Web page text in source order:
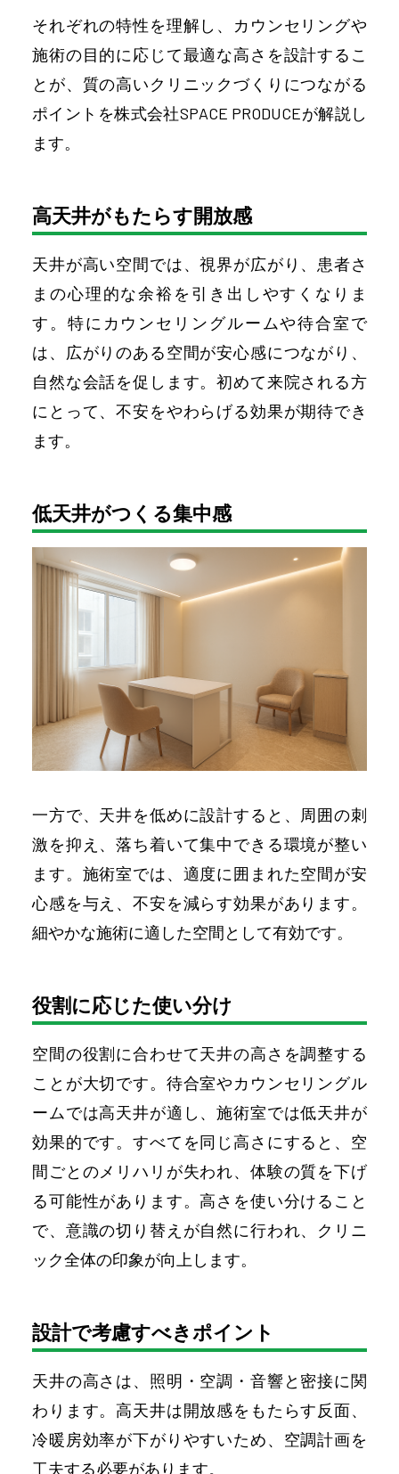
それぞれの特性を理解し、カウンセリングや
施術の目的に応じて最適な高さを設計するこ
とが、質の高いクリニックづくりにつながる
ポイントを株式会社SPACE PRODUCEが解説し
ます。
高天井がもたらす開放感
天井が高い空間では、視界が広がり、患者さ
まの心理的な余裕を引き出しやすくなりま
す。特にカウンセリングルームや待合室で
は、広がりのある空間が安心感につながり、
自然な会話を促します。初めて来院される方
にとって、不安をやわらげる効果が期待でき
ます。
低天井がつくる集中感
一方で、天井を低めに設計すると、周囲の刺
激を抑え、落ち着いて集中できる環境が整い
ます。施術室では、適度に囲まれた空間が安
心感を与え、不安を減らす効果があります。
細やかな施術に適した空間として有効です。
役割に応じた使い分け
空間の役割に合わせて天井の高さを調整する
ことが大切です。待合室やカウンセリングル
ームでは高天井が適し、施術室では低天井が
効果的です。すべてを同じ高さにすると、空
間ごとのメリハリが失われ、体験の質を下げ
る可能性があります。高さを使い分けること
で、意識の切り替えが自然に行われ、クリニ
ック全体の印象が向上します。
設計で考慮すべきポイント
天井の高さは、照明・空調・音響と密接に関
わります。高天井は開放感をもたらす反面、
冷暖房効率が下がりやすいため、空調計画を
工夫する必要があります。